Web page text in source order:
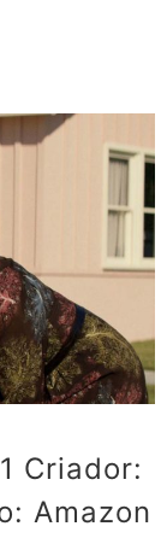
Criador:
Amazon